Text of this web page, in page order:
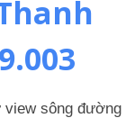
view sông đường